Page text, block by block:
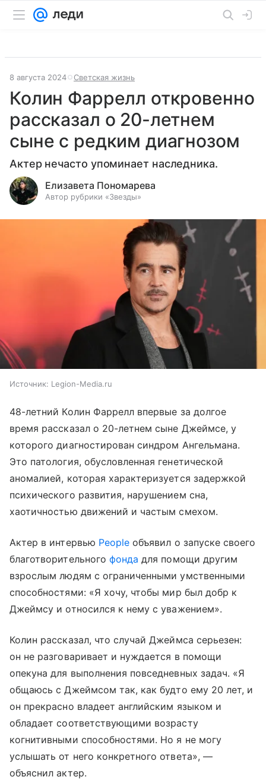
8 августа 2024 Светская жизнь
Колин Фаррелл откровенно
рассказал о 20-летнем
сыне с редким диагнозом
Актер нечасто упоминает наследника.
Елизавета Пономарева
Автор рубрики «Звезды»
Источник: Legion-Media.ru
48-летний Колин Фаррелл впервые за долгое
время рассказал о 20-летнем сыне Джеймсе, у
которого диагностирован синдром Ангельмана.
Это патология, обусловленная генетической
аномалией, которая характеризуется задержкой
психического развития, нарушением сна,
хаотичностью движений и частым смехом.
Актер в интервью People объявил о запуске своего
благотворительного фонда для помощи другим
взрослым людям с ограниченными умственными
способностями: «Я хочу, чтобы мир был добр к
Джеймсу и относился к нему с уважением».
Колин рассказал, что случай Джеймса серьезен:
он не разговаривает и нуждается в помощи
опекуна для выполнения повседневных задач. «Я
общаюсь с Джеймсом так, как будто ему 20 лет, и
он прекрасно владеет английским языком и
обладает соответствующими возрасту
когнитивными способностями. Но я не могу
услышать от него конкретного ответа», —
объяснил актер.